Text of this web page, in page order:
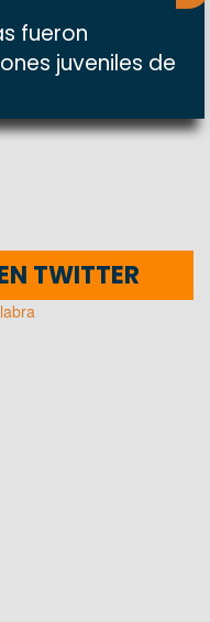
fueron
juveniles de
TWITTER